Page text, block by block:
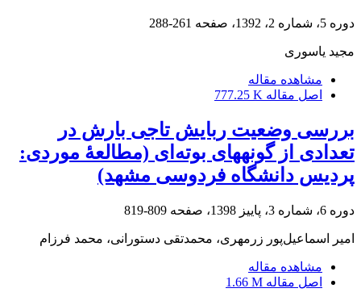
دوره 5، شماره 2، 1392، صفحه 261-288
مجید یاسوری
مشاهده مقاله
اصل مقاله 777.25 K
بررسی وضعیت ربایش تاجی بارش در
تعدادی از گونه‏های بوته‌ای (مطالعۀ موردی:
پردیس دانشگاه فردوسی مشهد)
دوره 6، شماره 3، پاییز 1398، صفحه 809-819
امیر اسماعیل‌پور زرمهری، محمدتقی دستورانی، محمد فرزام
مشاهده مقاله
اصل مقاله 1.66 M